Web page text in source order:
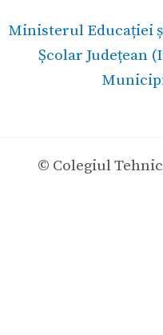
Ministerul Educației
Școlar Județean
© Colegiul